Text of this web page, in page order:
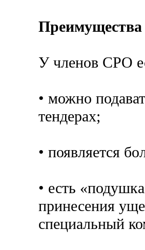
У членов СРО
• можно
тендерах;
• появляется
• есть
принесения
специальный